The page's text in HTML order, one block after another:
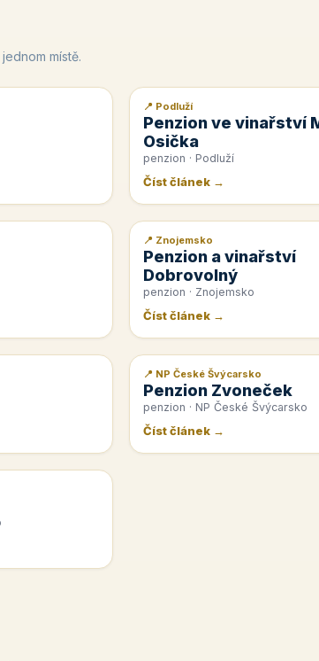
místě.
📰 PR článek
📍 Podluží
Penzion ve vinařství
Osička
penzion · Podluží
Číst článek →
📰 PR článek
📍 Znojemsko
Penzion a vinařství
Dobrovolný
penzion · Znojemsko
Číst článek →
📰 PR článek
📍 NP České Švýcarsko
Penzion Zvoneček
penzion · NP České Švýcarsko
Číst článek →